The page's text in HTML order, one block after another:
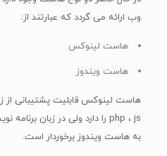
وب ارائه می گردد که عبارتند از:
هاست لینوکس
هاست ویندوز
به هاست ویندوز برخوردار است.